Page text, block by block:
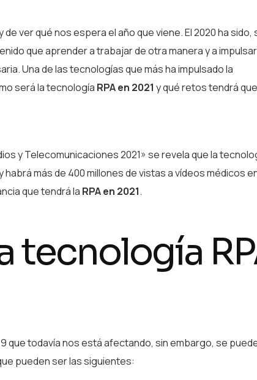
ver qué nos espera el año que viene. El 2020 ha sido,
que aprender a trabajar de otra manera y a impulsar
Una de las tecnologías que más ha impulsado la
será la tecnología RPA en 2021 y qué retos tendrá que
y Telecomunicaciones 2021» se revela que la
más de 400 millones de vistas a vídeos médicos
que tendrá la RPA en 2021.
tecnología
que todavía nos está afectando, sin embargo, se
pueden ser las siguientes: